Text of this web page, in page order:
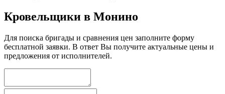
Кровельщики в Монино
Для поиска бригады и сравнения цен заполните форму
бесплатной заявки. В ответ Вы получите актуальные цены и
предложения от исполнителей.